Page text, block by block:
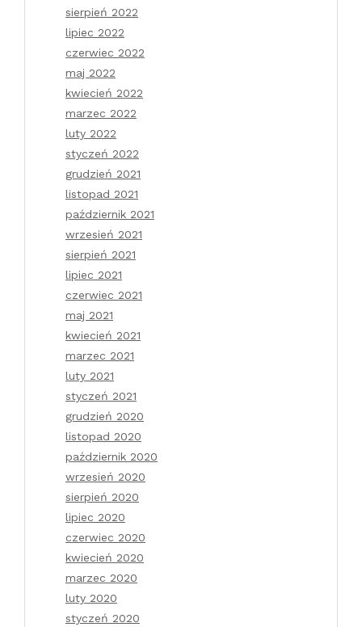
sierpień 2022
lipiec 2022
czerwiec 2022
maj 2022
kwiecień 2022
marzec 2022
luty 2022
styczeń 2022
grudzień 2021
listopad 2021
październik 2021
wrzesień 2021
sierpień 2021
lipiec 2021
czerwiec 2021
maj 2021
kwiecień 2021
marzec 2021
luty 2021
styczeń 2021
grudzień 2020
listopad 2020
październik 2020
wrzesień 2020
sierpień 2020
lipiec 2020
czerwiec 2020
kwiecień 2020
marzec 2020
luty 2020
styczeń 2020